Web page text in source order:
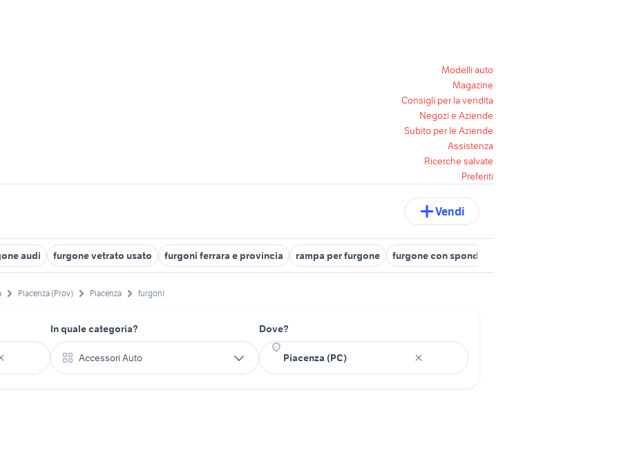
Modelli auto
Magazine
Consigli per la vendita
Negozi e Aziende
Subito per le Aziende
Assistenza
Ricerche salvate
Preferiti
Vendi
audi furgone vetrato usato furgoni ferrara e provincia rampa per furgone furgone con sponda motori Lombardia
Piacenza (Prov) Piacenza furgoni
In quale categoria?
Accessori Auto
Dove?